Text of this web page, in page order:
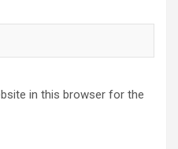
in this browser for the